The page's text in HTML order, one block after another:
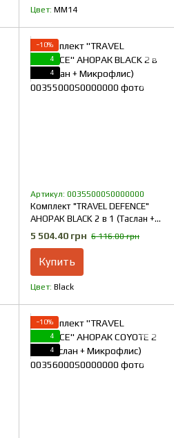
Цвет ММ14
−10%
4
4
Артикул: 00355000S0000000
Комплект "TRAVEL DEFENCE"
АНОРАК BLACK 2 в 1 (Таслан +
Микрофлис)
5 504.40 грн 6 116.00 грн
Купить
Цвет Black
−10%
4
4